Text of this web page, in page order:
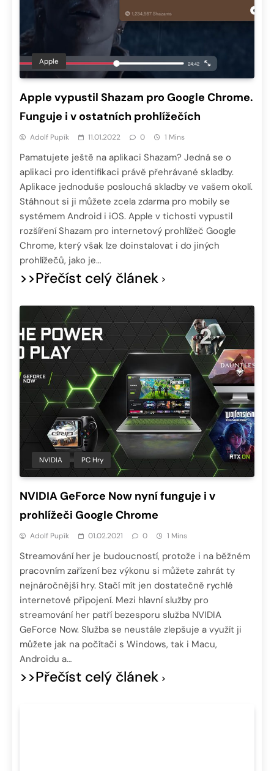
Apple
Apple vypustil Shazam pro Google Chrome.
Funguje i v ostatních prohlížečích
Adolf Pupík 11.01.2022 0 1 Mins
Pamatujete ještě na aplikaci Shazam? Jedná se o
aplikaci pro identifikaci právě přehrávané skladby.
Aplikace jednoduše poslouchá skladby ve vašem okolí.
Stáhnout si ji můžete zcela zdarma pro mobily se
systémem Android i iOS. Apple v tichosti vypustil
rozšíření Shazam pro internetový prohlížeč Google
Chrome, který však lze doinstalovat i do jiných
prohlížečů, jako je…
>>Přečíst celý článek
NVIDIA PC Hry
NVIDIA GeForce Now nyní funguje i v
prohlížeči Google Chrome
Adolf Pupík 01.02.2021 0 1 Mins
Streamování her je budoucností, protože i na běžném
pracovním zařízení bez výkonu si můžete zahrát ty
nejnáročnější hry. Stačí mít jen dostatečně rychlé
internetové připojení. Mezi hlavní služby pro
streamování her patří bezesporu služba NVIDIA
GeForce Now. Služba se neustále zlepšuje a využít ji
můžete jak na počítači s Windows, tak i Macu,
Androidu a…
>>Přečíst celý článek